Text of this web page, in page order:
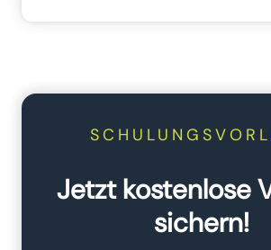
Jetzt kostenlose
sichern!